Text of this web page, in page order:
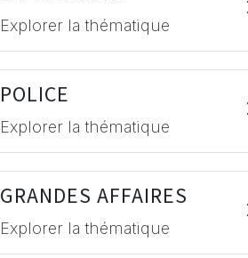
Explorer la thématique
POLICE
Explorer la thématique
GRANDES AFFAIRES
Explorer la thématique